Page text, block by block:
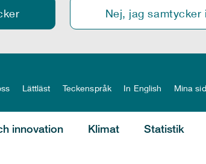
Nej, jag samtycker
Lättläst Teckenspråk In English Mina
innovation Klimat Statistik